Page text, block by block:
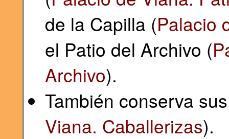
de la Capilla (Palacio
el Patio del Archivo (
Archivo).
También conserva
Viana. Caballerizas).